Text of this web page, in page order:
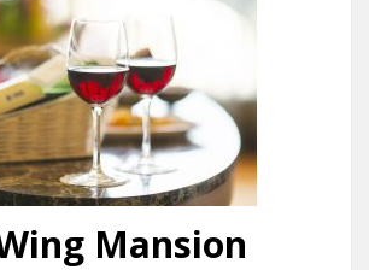
Mansion